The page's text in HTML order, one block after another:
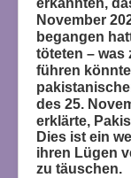
erkannten,
November
begangen
töteten – was
führen
des 25.
erklärte,
Dies ist ein
ihren Lügen
zu täuschen.